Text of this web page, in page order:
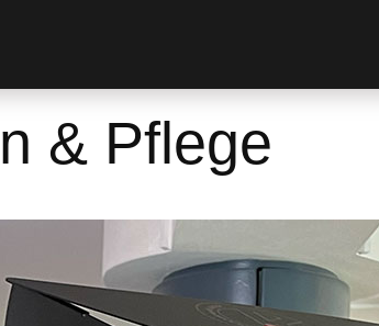
& Pflege